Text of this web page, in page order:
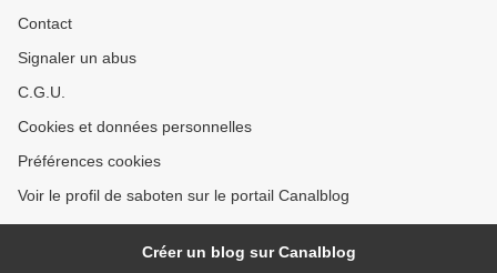
Contact
Signaler un abus
C.G.U.
Cookies et données personnelles
Préférences cookies
Voir le profil de saboten sur le portail Canalblog
Créer un blog sur Canalblog